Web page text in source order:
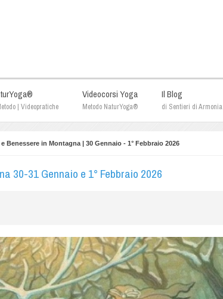
| Videopratiche
Videocorsi Yoga
Metodo NaturYoga®
Il Blog
di Sentieri di Armonia
Benessere in Montagna | 30 Gennaio - 1° Febbraio 2026
30-31 Gennaio e 1° Febbraio 2026